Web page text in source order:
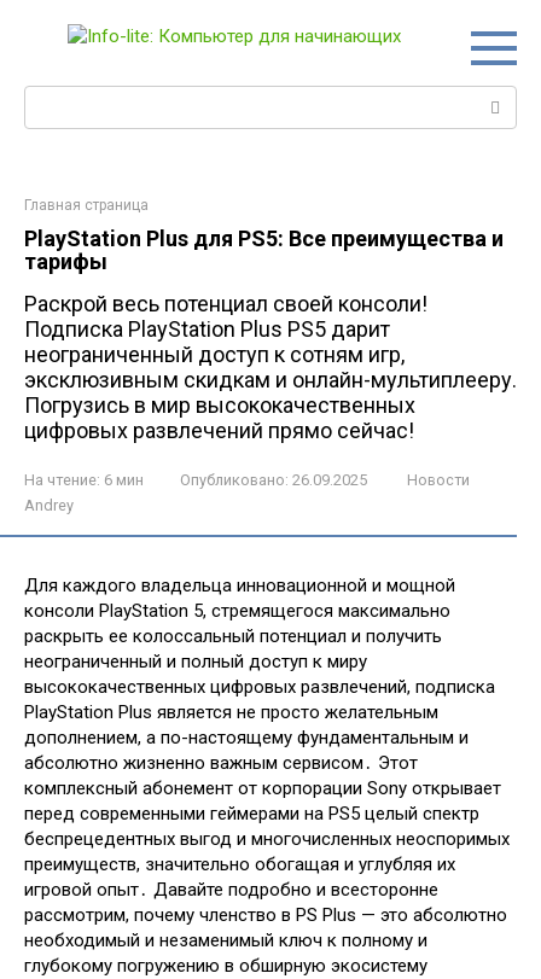
Главная страница
PlayStation Plus для PS5: Все преимущества и
тарифы
Раскрой весь потенциал своей консоли!
Подписка PlayStation Plus PS5 дарит
неограниченный доступ к сотням игр,
эксклюзивным скидкам и онлайн-мультиплееру.
Погрузись в мир высококачественных
цифровых развлечений прямо сейчас!
На чтение: 6 мин Опубликовано: 26.09.2025
Новости
Andrey
Для каждого владельца инновационной и мощной
консоли PlayStation 5, стремящегося максимально
раскрыть ее колоссальный потенциал и получить
неограниченный и полный доступ к миру
высококачественных цифровых развлечений, подписка
PlayStation Plus является не просто желательным
дополнением, а по-настоящему фундаментальным и
абсолютно жизненно важным сервисом․ Этот
комплексный абонемент от корпорации Sony открывает
перед современными геймерами на PS5 целый спектр
беспрецедентных выгод и многочисленных неоспоримых
преимуществ, значительно обогащая и углубляя их
игровой опыт․ Давайте подробно и всесторонне
рассмотрим, почему членство в PS Plus — это абсолютно
необходимый и незаменимый ключ к полному и
глубокому погружению в обширную экосистему